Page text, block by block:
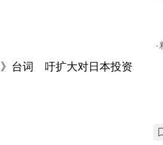
台词 吁扩大对日本投资